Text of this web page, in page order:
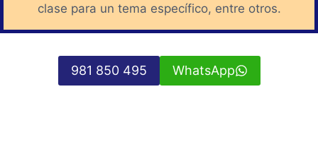
clase para un tema específico, entre otros.
981 850 495 WhatsApp